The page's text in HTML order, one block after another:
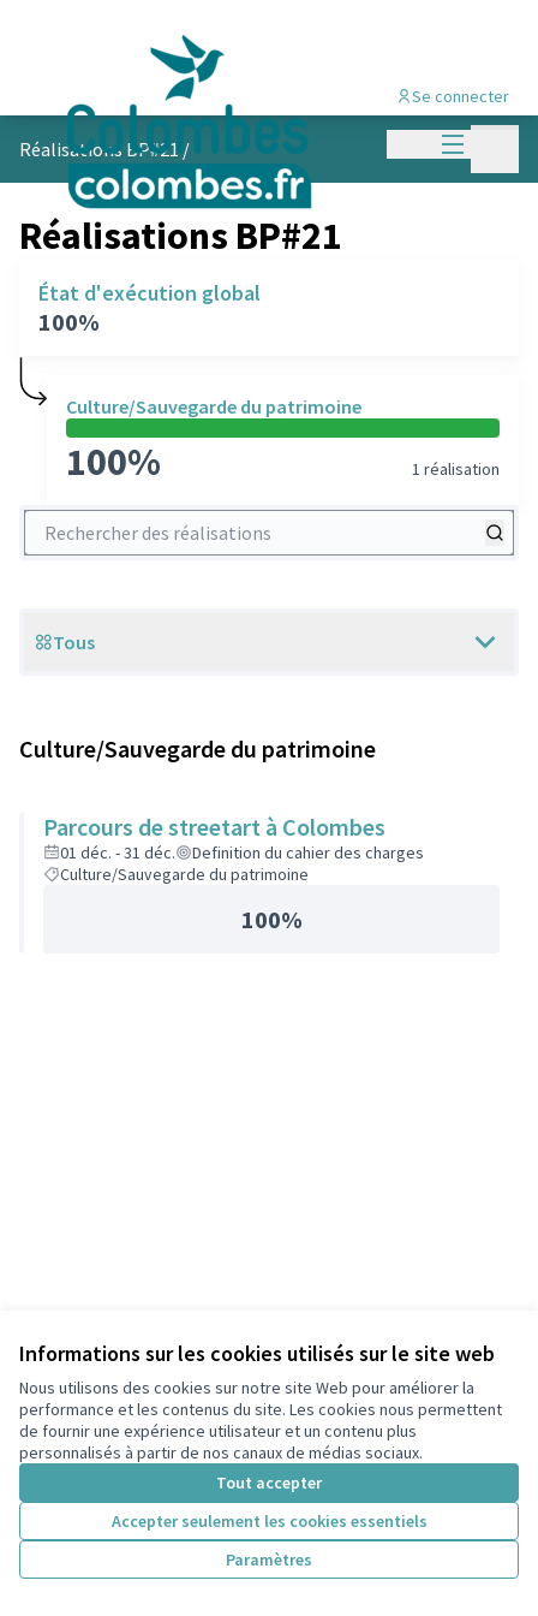
Informations sur les cookies utilisés sur le site web
Nous utilisons des cookies sur notre site Web pour améliorer la
performance et les contenus du site. Les cookies nous permettent
de fournir une expérience utilisateur et un contenu plus
personnalisés à partir de nos canaux de médias sociaux.
Tout accepter
Accepter seulement les cookies essentiels
Paramètres
Menu
Se connecter
Réalisations BP#21/
Réalisations BP#21
État d'exécution global
100%
Culture/Sauvegarde du patrimoine
100% 1 réalisation
Rechercher des réalisations
Scope
Tous
Culture/Sauvegarde du patrimoine
Parcours de streetart à Colombes
01 déc. - 31 déc.
Definition du cahier des charges
Culture/Sauvegarde du patrimoine
100%